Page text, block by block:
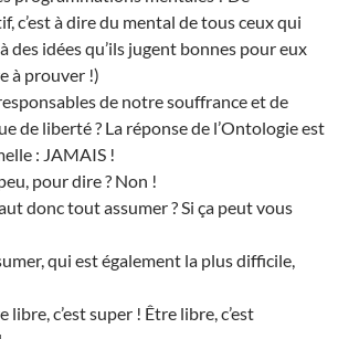
c’est à dire du mental de tous ceux qui
des idées qu’ils jugent bonnes pour eux
à prouver !)
de notre souffrance et de
de liberté ? La réponse de l’Ontologie est
: JAMAIS !
pour dire ? Non !
donc tout assumer ? Si ça peut vous
qui est également la plus difficile,
libre, c’est super ! Être libre, c’est